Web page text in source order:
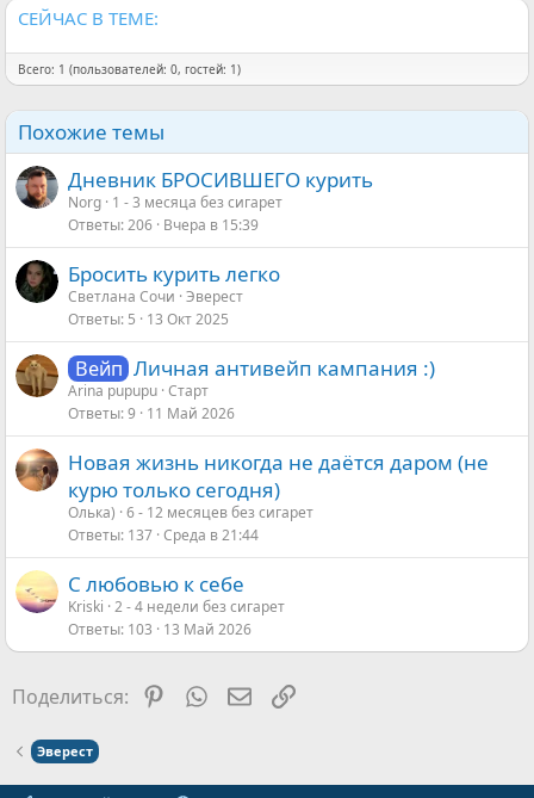
СЕЙЧАС В ТЕМЕ:
Всего: 1 (пользователей: 0, гостей: 1)
Похожие темы
Дневник БРОСИВШЕГО курить
Norg 1 - 3 месяца без сигарет
Ответы 206 Вчера в 15:39
Бросить курить легко
Светлана Сочи Эверест
Ответы 5 13 Окт 2025
Вейп Личная антивейп кампания :)
Arina pupupu Старт
Ответы 9 11 Май 2026
Новая жизнь никогда не даётся даром (не
курю только сегодня)
Олька) 6 - 12 месяцев без сигарет
Ответы 137 Среда в 21:44
С любовью к себе
Kriski 2 - 4 недели без сигарет
Ответы 103 13 Май 2026
Поделиться: Pinterest
WhatsAppЭлектронная почта
Ссылка
Эверест